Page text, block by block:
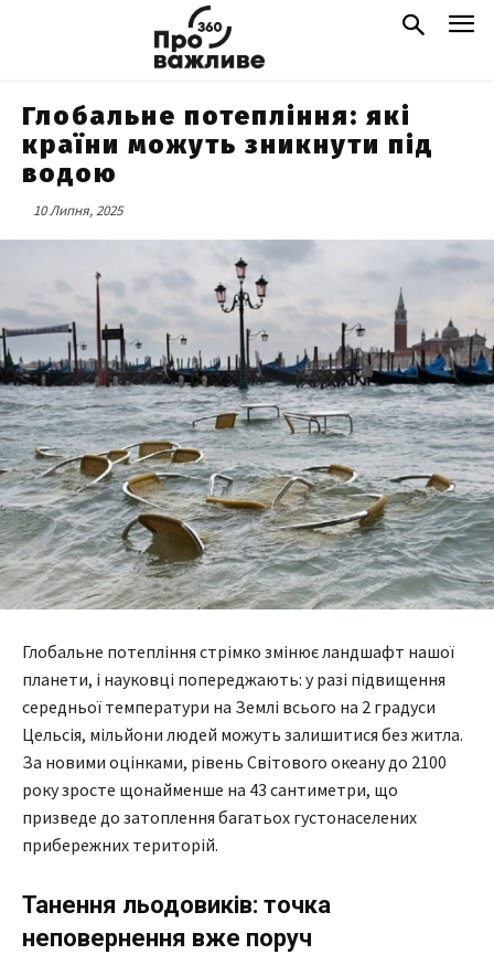
Глобальне потепління: які
країни можуть зникнути під
водою
10 Липня, 2025
Глобальне потепління стрімко змінює ландшафт нашої
планети, і науковці попереджають: у разі підвищення
середньої температури на Землі всього на 2 градуси
Цельсія, мільйони людей можуть залишитися без житла.
За новими оцінками, рівень Світового океану до 2100
року зросте щонайменше на 43 сантиметри, що
призведе до затоплення багатьох густонаселених
прибережних територій.
Танення льодовиків: точка
неповернення вже поруч